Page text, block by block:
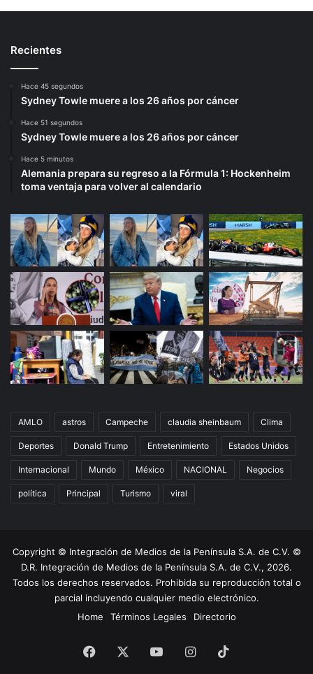
Recientes
Hace 45 segundos
Sydney Towle muere a los 26 años por cáncer
Hace 51 segundos
Sydney Towle muere a los 26 años por cáncer
Hace 5 minutos
Alemania prepara su regreso a la Fórmula 1: Hockenheim
toma ventaja para volver al calendario
AMLO astros Campeche claudia sheinbaum Clima
Deportes Donald Trump Entretenimiento Estados Unidos
Internacional Mundo México NACIONAL Negocios
política Principal Turismo viral
Copyright © Integración de Medios de la Península S.A. de C.V. ©
D.R. Integración de Medios de la Península S.A. de C.V., 2026.
Todos los derechos reservados. Prohibida su reproducción total o
parcial incluyendo cualquier medio electrónico.
Home
Términos Legales Directorio
Facebook YouTubeInstagram